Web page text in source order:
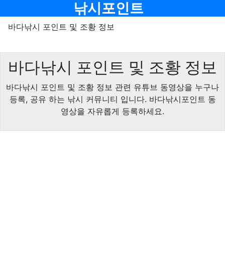
낚시포인트
바다낚시 포인트 및 조황 정보
바다낚시 포인트 및 조황 정보
바다낚시 포인트 및 조황 정보 관련 유튜브 동영상을 누구나
등록, 공유 하는 낚시 커뮤니티 입니다. 바다낚시포인트 동
영상을 자유롭게 등록하세요.